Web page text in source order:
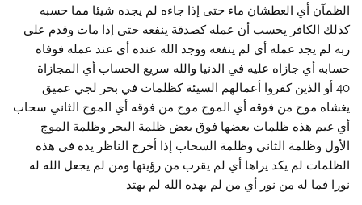
الظمآن أي العطشان ماء حتى إذا جاءه لم يجده شيئا مما حسبه
كذلك الكافر يحسب أن عمله كصدقة ينفعه حتى إذا مات وقدم على
ربه لم يجد عمله أي لم ينفعه ووجد الله عنده أي عند عمله فوفاه
حسابه أي جازاه عليه في الدنيا والله سريع الحساب أي المجازاة
40 أو الذين كفروا أعمالهم السيئة كظلمات في بحر لجي عميق
يغشاه موج من فوقه أي الموج موج من فوقه أي الموج الثاني سحاب
أي غيم هذه ظلمات بعضها فوق بعض ظلمة البحر وظلمة الموج
الأول وظلمة الثاني وظلمة السحاب إذا أخرج الناظر يده في هذه
الظلمات لم يكد يراها أي لم يقرب من رؤيتها ومن لم يجعل الله له
نورا فما له من نور أي من لم يهده الله لم يهتد